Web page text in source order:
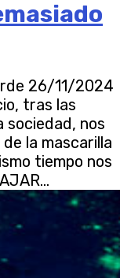
26/11/2024
tras las
sociedad, nos
la mascarilla
tiempo nos